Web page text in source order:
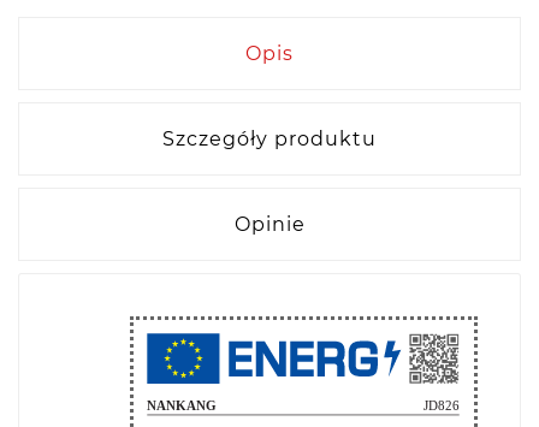
Opis
Szczegóły produktu
Opinie